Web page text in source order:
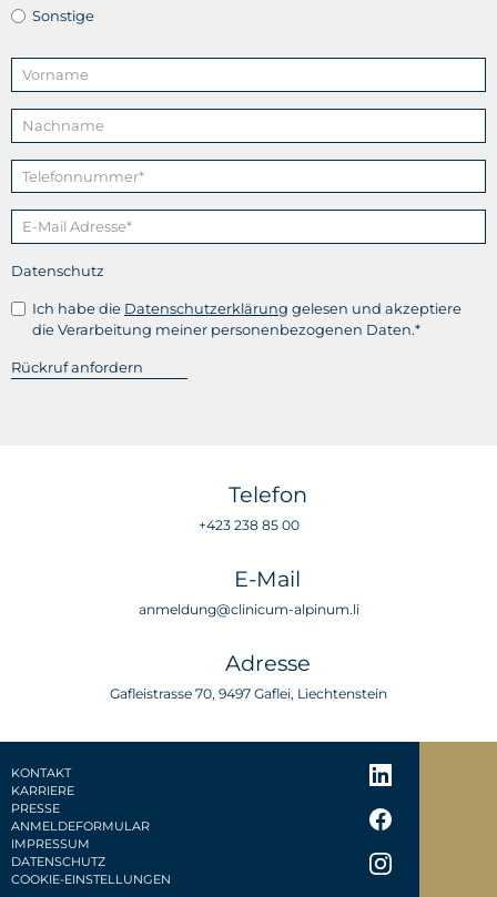
Sonstige
Datenschutz
Ich habe die Datenschutzerklärung gelesen und akzeptiere
die Verarbeitung meiner personenbezogenen Daten.*
Telefon
+423 238 85 00
E-Mail
anmeldung@clinicum-alpinum.li
Adresse
Gafleistrasse 70, 9497 Gaflei, Liechtenstein
KONTAKT
KARRIERE
PRESSE
ANMELDEFORMULAR
IMPRESSUM
DATENSCHUTZ
COOKIE-EINSTELLUNGEN